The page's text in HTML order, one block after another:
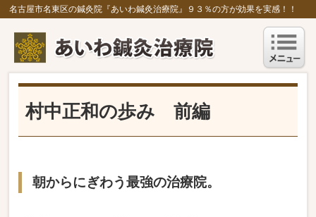
名古屋市名東区の鍼灸院『あいわ鍼灸治療院』９３％の方が効果を実感！！
村中正和の歩み 前編
朝からにぎわう最強の治療院。